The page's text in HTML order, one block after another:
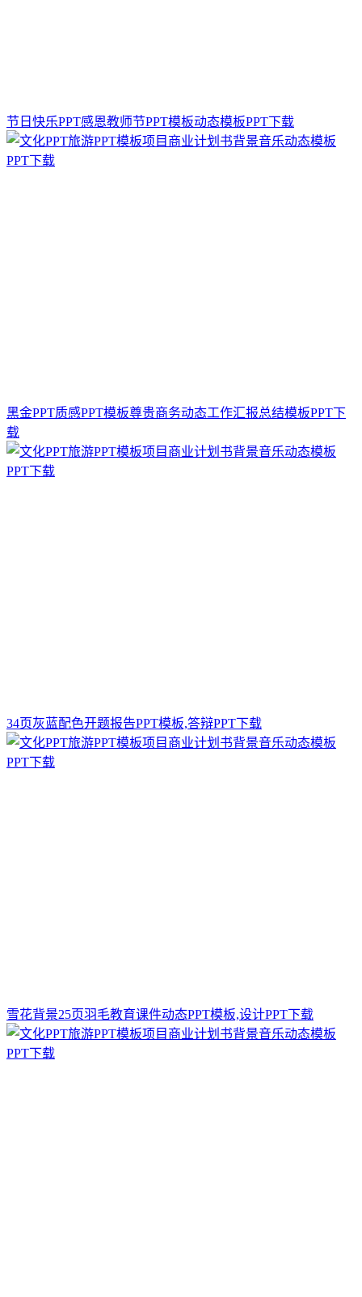
节日快乐PPT感恩教师节PPT模板动态模板PPT下载
黑金PPT质感PPT模板尊贵商务动态工作汇报总结模板PPT下
载
34页灰蓝配色开题报告PPT模板,答辩PPT下载
雪花背景25页羽毛教育课件动态PPT模板,设计PPT下载